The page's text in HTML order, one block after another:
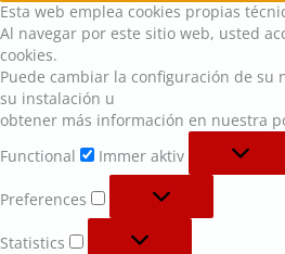
Esta web emplea cookies propias
Al navegar por este sitio web, usted
cookies.
Puede cambiar la configuración de su
su instalación u
obtener más información en nuestra
Functional
Immer aktiv
Preferences
Statistics